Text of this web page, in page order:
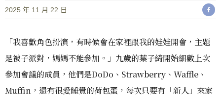
2025 年 11 月 22 日
「我喜歡角色扮演，有時候會在家裡跟我的娃娃開會，主題
是被子派對，媽媽不能參加。」九歲的葉子綺開始細數上次
參加會議的成員，他們是DoDo、Strawberry、Waffle、
Muffin，還有很愛睡覺的荷包蛋，每次只要有「新人」來家